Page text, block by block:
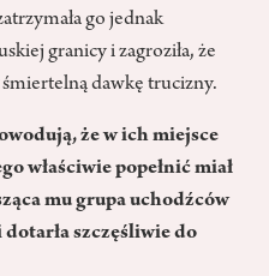
go jednak
granicy i zagroziła, że
dawkę trucizny.
że w ich miejsce
właściwie popełnić miał
mu grupa uchodźców
szczęśliwie do